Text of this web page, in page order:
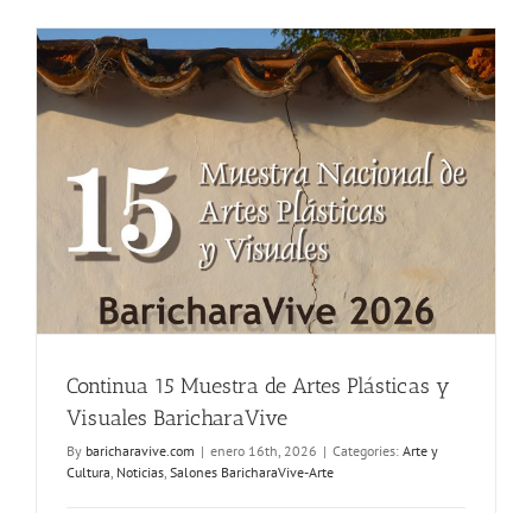
15
Muestra
de
Artes
Plásticas
Visuales
Continua 15 Muestra de Artes Plásticas y
Visuales BaricharaVive
By baricharavive.com | enero 16th, 2026 | Categories: Arte y
Cultura, Noticias, Salones BaricharaVive-Arte